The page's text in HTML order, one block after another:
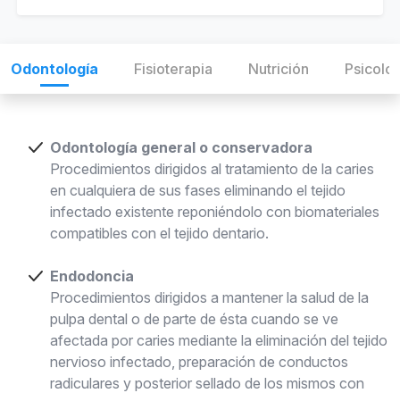
Odontología Fisioterapia Nutrición
Odontología general o conservadora
Procedimientos dirigidos al tratamiento de la caries
en cualquiera de sus fases eliminando el tejido
infectado existente reponiéndolo con biomateriales
compatibles con el tejido dentario.
Endodoncia
Procedimientos dirigidos a mantener la salud de la
pulpa dental o de parte de ésta cuando se ve
afectada por caries mediante la eliminación del tejido
nervioso infectado, preparación de conductos
radiculares y posterior sellado de los mismos con